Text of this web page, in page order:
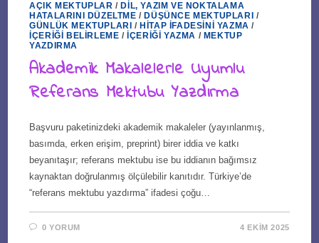
AÇIK MEKTUPLAR / DIL, YAZIM VE NOKTALAMA
HATALARINI DÜZELTME / DÜŞÜNCE MEKTUPLARI /
GÜNLÜK MEKTUPLARI / HITAP İFADESINI YAZMA /
İÇERIĞI BELIRLEME / İÇERIĞI YAZMA / MEKTUP
YAZDIRMA
Akademik Makalelerle Uyumlu
Referans Mektubu Yazdırma
Başvuru paketinizdeki akademik makaleler (yayınlanmış,
basımda, erken erişim, preprint) birer iddia ve katkı
beyanıtaşır; referans mektubu ise bu iddianın bağımsız
kaynaktan doğrulanmış ölçülebilir kanıtıdır. Türkiye’de
“referans mektubu yazdırma” ifadesi çoğu…
0 YORUM 4 EKIM 2025